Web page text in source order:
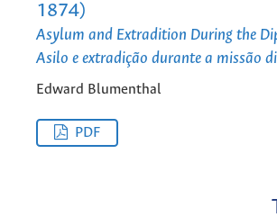
1874)
Asylum and Extradition During the
Asilo e extradição durante a missão
Edward Blumenthal
PDF